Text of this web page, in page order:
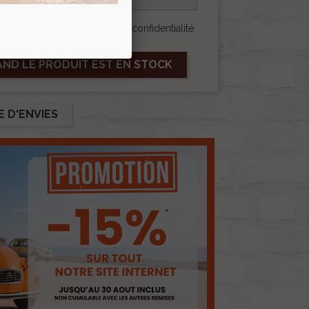
générales et la politique de confidentialité
LE PRODUIT EST EN STOCK
D'ENVIES